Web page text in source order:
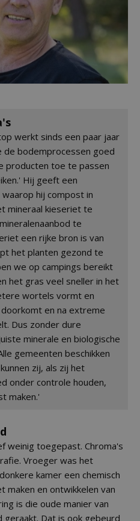
werkt sinds een paar jaar
de bodemprocessen goed
producten toe te passen
Hij geeft een
hij compost in
mineraal kieseriet te
te
een rijke bron is van
het planten gezond te
we op campings bereikt
het gras veel sneller in het
wortels vormt en
en na extreme
Dus zonder dure
minerale en biologische
gemeenten beschikken
zij, als zij het
onder controle houden,
maken.'
weinig toegepast. Chroma's
Vroeger was het
kamer een chemisch
maken en ontwikkelen van
is die oude manier van
Dat is ook gebeurd